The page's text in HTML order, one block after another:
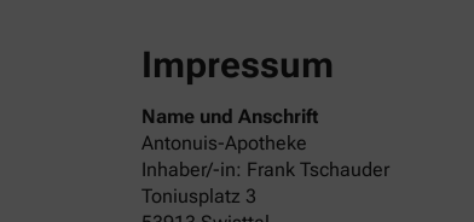
Impressum
Name und Anschrift
Antonuis-Apotheke
Inhaber/-in: Frank Tschauder
Toniusplatz 3